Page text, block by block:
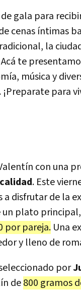
gala para
cenas íntimas
la
Acá te
música y
para
con una
. Este
disfrutar de la
un plato
por pareja. Una
y lleno de
por
de800 gramos